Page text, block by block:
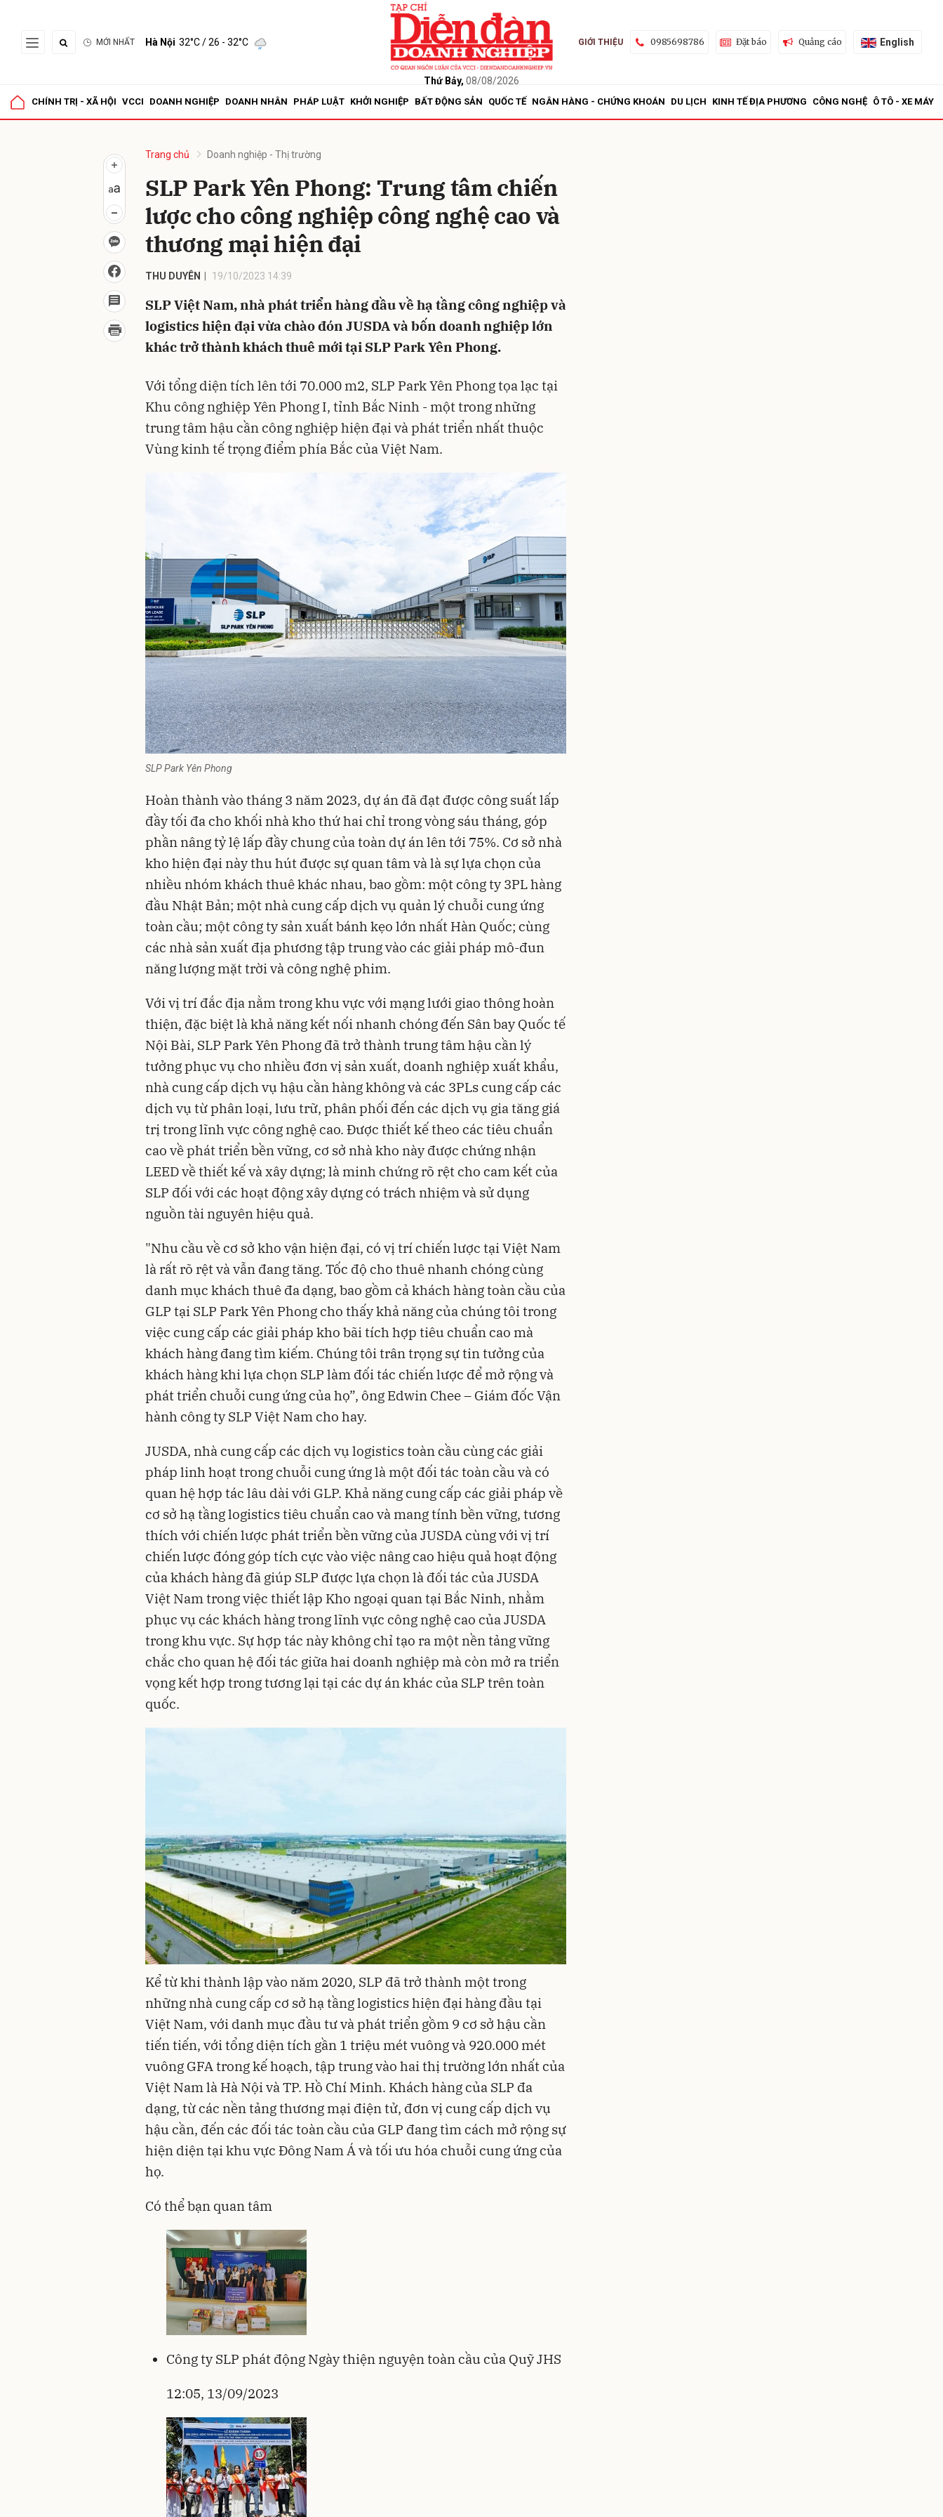
MỚI NHẤT Hà Nội 32°C/ 26 - 32°C
Thứ Bảy, 08/08/2026
GIỚI THIỆU 0985698786 Đặt báo Quảng cáo English
CHÍNH TRỊ - XÃ HỘI VCCI DOANH NGHIỆP DOANH NHÂN PHÁP LUẬT KHỞI NGHIỆP BẤT ĐỘNG SẢN QUỐC TẾ NGÂN HÀNG - CHỨNG KHOÁN DU LỊCH KINH TẾ ĐỊA PHƯƠNG CÔNG NGHỆ Ô TÔ - XE MÁY
Trang chủ Doanh nghiệp - Thị trường
SLP Park Yên Phong: Trung tâm chiến
lược cho công nghiệp công nghệ cao và
thương mại hiện đại
THU DUYÊN 19/10/2023 14:39
SLP Việt Nam, nhà phát triển hàng đầu về hạ tầng công nghiệp và
logistics hiện đại vừa chào đón JUSDA và bốn doanh nghiệp lớn
khác trở thành khách thuê mới tại SLP Park Yên Phong.
Với tổng diện tích lên tới 70.000 m2, SLP Park Yên Phong tọa lạc tại
Khu công nghiệp Yên Phong I, tỉnh Bắc Ninh - một trong những
trung tâm hậu cần công nghiệp hiện đại và phát triển nhất thuộc
Vùng kinh tế trọng điểm phía Bắc của Việt Nam.
SLP Park Yên Phong
Hoàn thành vào tháng 3 năm 2023, dự án đã đạt được công suất lấp
đầy tối đa cho khối nhà kho thứ hai chỉ trong vòng sáu tháng, góp
phần nâng tỷ lệ lấp đầy chung của toàn dự án lên tới 75%. Cơ sở nhà
kho hiện đại này thu hút được sự quan tâm và là sự lựa chọn của
nhiều nhóm khách thuê khác nhau, bao gồm: một công ty 3PL hàng
đầu Nhật Bản; một nhà cung cấp dịch vụ quản lý chuỗi cung ứng
toàn cầu; một công ty sản xuất bánh kẹo lớn nhất Hàn Quốc; cùng
các nhà sản xuất địa phương tập trung vào các giải pháp mô-đun
năng lượng mặt trời và công nghệ phim.
Với vị trí đắc địa nằm trong khu vực với mạng lưới giao thông hoàn
thiện, đặc biệt là khả năng kết nối nhanh chóng đến Sân bay Quốc tế
Nội Bài, SLP Park Yên Phong đã trở thành trung tâm hậu cần lý
tưởng phục vụ cho nhiều đơn vị sản xuất, doanh nghiệp xuất khẩu,
nhà cung cấp dịch vụ hậu cần hàng không và các 3PLs cung cấp các
dịch vụ từ phân loại, lưu trữ, phân phối đến các dịch vụ gia tăng giá
trị trong lĩnh vực công nghệ cao. Được thiết kế theo các tiêu chuẩn
cao về phát triển bền vững, cơ sở nhà kho này được chứng nhận
LEED về thiết kế và xây dựng; là minh chứng rõ rệt cho cam kết của
SLP đối với các hoạt động xây dựng có trách nhiệm và sử dụng
nguồn tài nguyên hiệu quả.
"Nhu cầu về cơ sở kho vận hiện đại, có vị trí chiến lược tại Việt Nam
là rất rõ rệt và vẫn đang tăng. Tốc độ cho thuê nhanh chóng cùng
danh mục khách thuê đa dạng, bao gồm cả khách hàng toàn cầu của
GLP tại SLP Park Yên Phong cho thấy khả năng của chúng tôi trong
việc cung cấp các giải pháp kho bãi tích hợp tiêu chuẩn cao mà
khách hàng đang tìm kiếm. Chúng tôi trân trọng sự tin tưởng của
khách hàng khi lựa chọn SLP làm đối tác chiến lược để mở rộng và
phát triển chuỗi cung ứng của họ”, ông Edwin Chee – Giám đốc Vận
hành công ty SLP Việt Nam cho hay.
JUSDA, nhà cung cấp các dịch vụ logistics toàn cầu cùng các giải
pháp linh hoạt trong chuỗi cung ứng là một đối tác toàn cầu và có
quan hệ hợp tác lâu dài với GLP. Khả năng cung cấp các giải pháp về
cơ sở hạ tầng logistics tiêu chuẩn cao và mang tính bền vững, tương
thích với chiến lược phát triển bền vững của JUSDA cùng với vị trí
chiến lược đóng góp tích cực vào việc nâng cao hiệu quả hoạt động
của khách hàng đã giúp SLP được lựa chọn là đối tác của JUSDA
Việt Nam trong việc thiết lập Kho ngoại quan tại Bắc Ninh, nhằm
phục vụ các khách hàng trong lĩnh vực công nghệ cao của JUSDA
trong khu vực. Sự hợp tác này không chỉ tạo ra một nền tảng vững
chắc cho quan hệ đối tác giữa hai doanh nghiệp mà còn mở ra triển
vọng kết hợp trong tương lại tại các dự án khác của SLP trên toàn
quốc.
Kể từ khi thành lập vào năm 2020, SLP đã trở thành một trong
những nhà cung cấp cơ sở hạ tầng logistics hiện đại hàng đầu tại
Việt Nam, với danh mục đầu tư và phát triển gồm 9 cơ sở hậu cần
tiến tiến, với tổng diện tích gần 1 triệu mét vuông và 920.000 mét
vuông GFA trong kế hoạch, tập trung vào hai thị trường lớn nhất của
Việt Nam là Hà Nội và TP. Hồ Chí Minh. Khách hàng của SLP đa
dạng, từ các nền tảng thương mại điện tử, đơn vị cung cấp dịch vụ
hậu cần, đến các đối tác toàn cầu của GLP đang tìm cách mở rộng sự
hiện diện tại khu vực Đông Nam Á và tối ưu hóa chuỗi cung ứng của
họ.
Có thể bạn quan tâm
Công ty SLP phát động Ngày thiện nguyện toàn cầu của Quỹ JHS
12:05, 13/09/2023